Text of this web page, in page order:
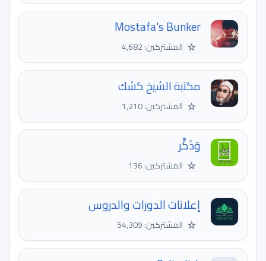
Mostafa's Bunker
☆ المشتركين: 4,682
مكتبة الشيخ كشك
☆ المشتركين: 1,210
وَذَكِّر
☆ المشتركين: 136
إعلانات الدورات والدروس
☆ المشتركين: 54,309